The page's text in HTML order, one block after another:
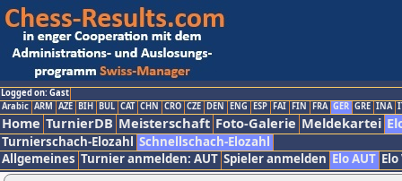
Logged on: Gast
Arabic ARM AZE BIH BUL CAT CHN CRO CZE DEN ENG ESP FAI FIN FRA GER GRE INA
Home TurnierDB Meisterschaft Foto-Galerie Meldekartei
Turnierschach-Elozahl Schnellschach-Elozahl
Allgemeines Turnier anmelden: AUT Spieler anmelden Elo AUT